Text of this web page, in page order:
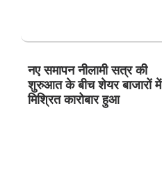
नए समापन नीलामी सत्र की
शुरुआत के बीच शेयर बाजारों में
मिश्रित कारोबार हुआ